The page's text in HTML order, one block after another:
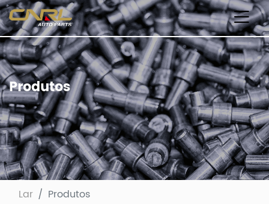
Produtos
Lar Produtos